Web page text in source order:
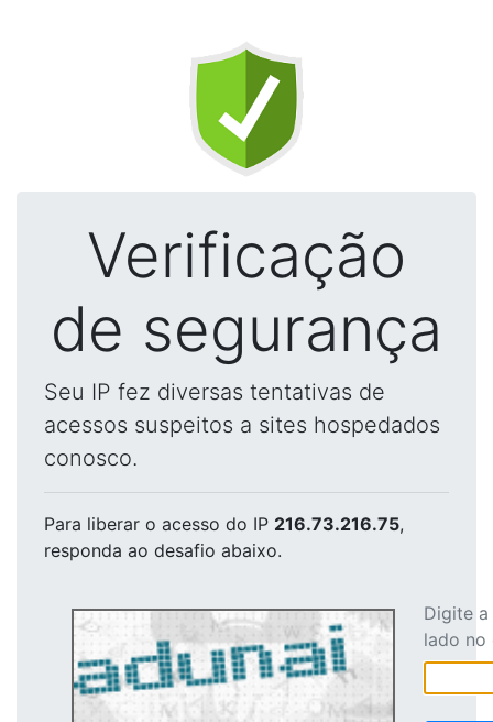
Verificação
de segurança
Seu IP fez diversas tentativas de
acessos suspeitos a sites hospedados
conosco.
Para liberar o acesso do IP 216.73.216.75,
responda ao desafio abaixo.
Digite
lado no